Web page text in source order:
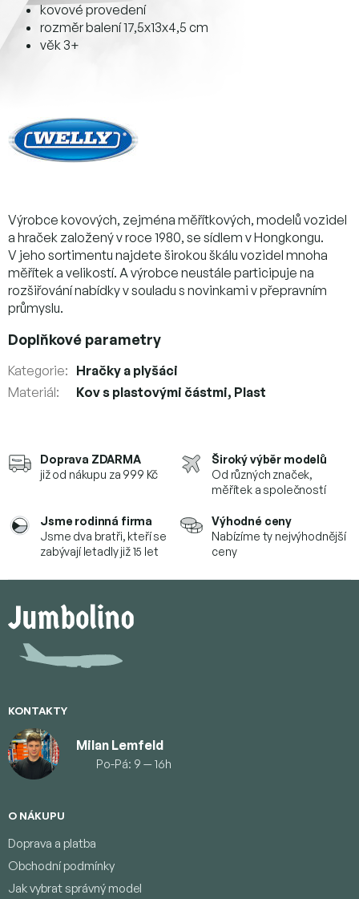
Doprava ZDARMA
již od nákupu za 999 Kč
Široký výběr modelů
Od různých značek,
měřítek a společností
Jsme rodinná firma
Jsme dva bratři, kteří se
zabývají letadly již 15 let
Výhodné ceny
Nabízíme ty nejvýhodnější
ceny
kovové provedení
rozměr balení 17,5x13x4,5 cm
věk 3+
Výrobce kovových, zejména měřítkových, modelů vozidel
a hraček založený v roce 1980, se sídlem v Hongkongu.
V jeho sortimentu najdete širokou škálu vozidel mnoha
měřítek a velikostí. A výrobce neustále participuje na
rozšiřování nabídky v souladu s novinkami v přepravním
průmyslu.
Doplňkové parametry
Kategorie: Hračky a plyšáci
Materiál: Kov s plastovými částmi, Plast
p
KONTAKTY
Milan Lemfeld
Po-Pá: 9 — 16h
O NÁKUPU
Doprava a platba
Obchodní podmínky
Jak vybrat správný model